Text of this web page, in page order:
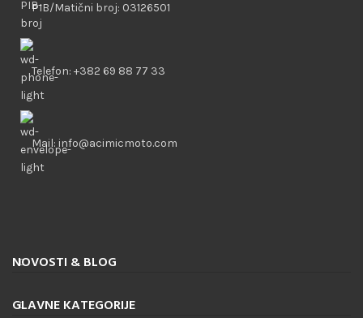
PIB/Matični broj: 03126501
Telefon: +382 69 88 77 33
Mail: info@acimicmoto.com
NOVOSTI & BLOG
GLAVNE KATEGORIJE